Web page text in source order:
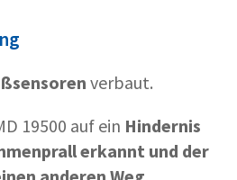
verbaut.
19500 auf ein Hindernis
erkannt und der